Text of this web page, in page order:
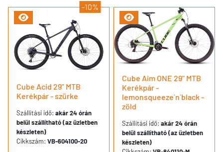
-10%
Cube Acid 29" MTB
Kerékpár - szürke
Szállítási idő: akár 24 órán
belül szállítható (az üzletben
készleten)
Cikkszám: VB-604100-20
Cube Aim ONE 29" MTB
Kerékpár -
lemonsqueeze´n´black -
zöld
Szállítási idő: akár 24 órán
belül szállítható (az üzletben
készleten)